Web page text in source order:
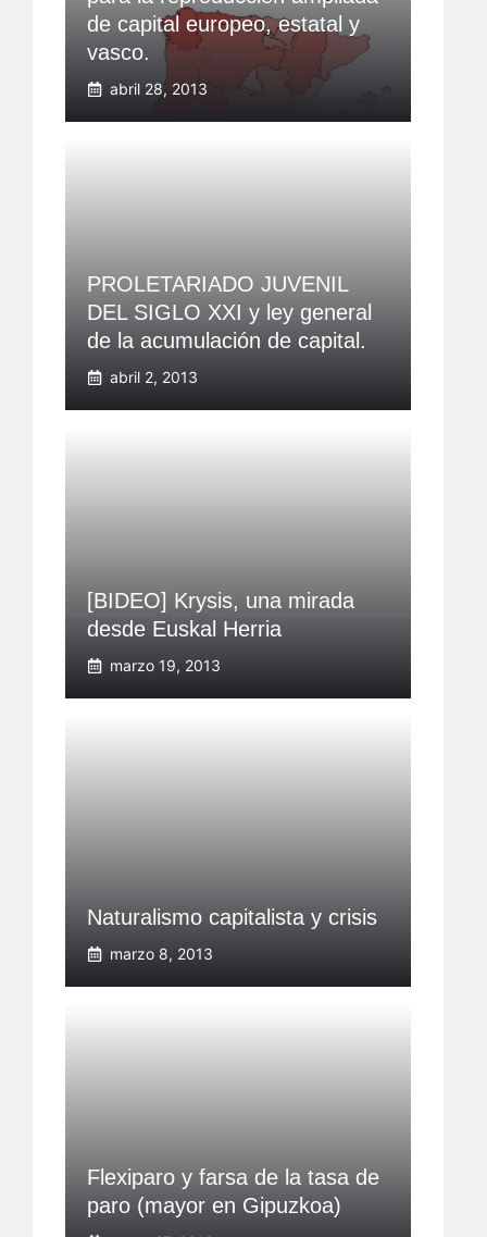
de capital europeo, estatal y
vasco.
abril 28, 2013
PROLETARIADO JUVENIL
DEL SIGLO XXI y ley general
de la acumulación de capital.
abril 2, 2013
[BIDEO] Krysis, una mirada
desde Euskal Herria
marzo 19, 2013
Naturalismo capitalista y crisis
marzo 8, 2013
Flexiparo y farsa de la tasa de
paro (mayor en Gipuzkoa)